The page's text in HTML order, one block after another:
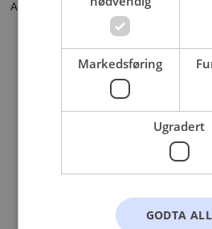
Application error: a client-side
browser console for
Markedsføring
Ugradert
GODTA